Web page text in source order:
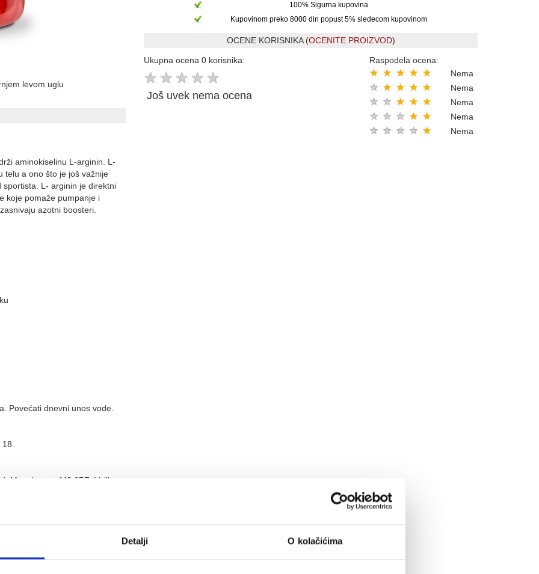
Detalji O kolačićima
levom uglu
aminokiselinu L-arginin. L-
telu a ono što je još važnije
L- arginin je direktni
koje pomaže pumpanje i
azotni boosteri.
Povećati dnevni unos vode.
Manchester, M3 6BZ, Velika
100% Sigurna kupovina
Kupovinom preko 8000 din popust 5% sledecom kupovinom
OCENE KORISNIKA (OCENITE PROIZVOD)
Ukupna ocena 0 korisnika:
★ ★ ★ ★ ★
Još uvek nema ocena
Raspodela ocena:
★
★
★
★
★ Nema
★
★
★
★
★ Nema
★
★
★
★
★ Nema
★
★
★
★
★ Nema
★
★
★
★
★ Nema